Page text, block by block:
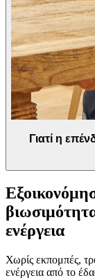
Γιατί η
ενέργεια
Χωρίς εκπομπές,
ενέργεια από το